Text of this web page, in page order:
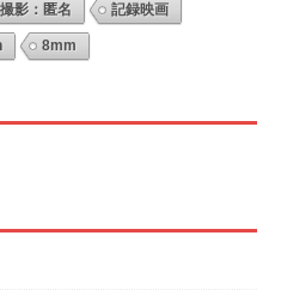
撮影：匿名 記録映画
8mm